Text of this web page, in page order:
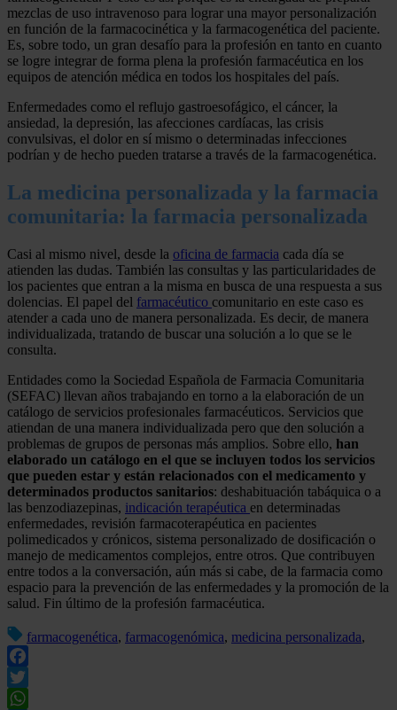
mezclas de uso intravenoso para lograr una mayor personalización
en función de la farmacocinética y la farmacogenética del paciente.
Es, sobre todo, un gran desafío para la profesión en tanto en cuanto
se logre integrar de forma plena la profesión farmacéutica en los
equipos de atención médica en todos los hospitales del país.
Enfermedades como el reflujo gastroesofágico, el cáncer, la
ansiedad, la depresión, las afecciones cardíacas, las crisis
convulsivas, el dolor en sí mismo o determinadas infecciones
podrían y de hecho pueden tratarse a través de la farmacogenética.
La medicina personalizada y la farmacia
comunitaria: la farmacia personalizada
Casi al mismo nivel, desde la oficina de farmacia cada día se
atienden las dudas. También las consultas y las particularidades de
los pacientes que entran a la misma en busca de una respuesta a sus
dolencias. El papel del farmacéutico comunitario en este caso es
atender a cada uno de manera personalizada. Es decir, de manera
individualizada, tratando de buscar una solución a lo que se le
consulta.
Entidades como la Sociedad Española de Farmacia Comunitaria
(SEFAC) llevan años trabajando en torno a la elaboración de un
catálogo de servicios profesionales farmacéuticos. Servicios que
atiendan de una manera individualizada pero que den solución a
problemas de grupos de personas más amplios. Sobre ello, han
elaborado un catálogo en el que se incluyen todos los servicios
que pueden estar y están relacionados con el medicamento y
determinados productos sanitarios: deshabituación tabáquica o a
las benzodiazepinas, indicación terapéutica en determinadas
enfermedades, revisión farmacoterapéutica en pacientes
polimedicados y crónicos, sistema personalizado de dosificación o
manejo de medicamentos complejos, entre otros. Que contribuyen
entre todos a la conversación, aún más si cabe, de la farmacia como
espacio para la prevención de las enfermedades y la promoción de la
salud. Fin último de la profesión farmacéutica.
farmacogenética, farmacogenómica, medicina personalizada,
Facebook
Twitter